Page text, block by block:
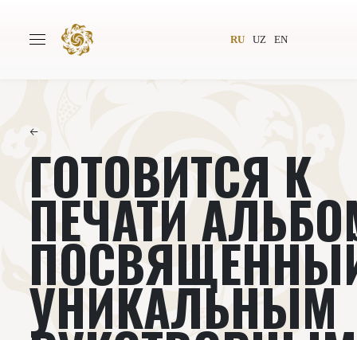
RU UZ EN
Всемирное общество
Издательство Новости
Проекты Подкасты
Книги Видеолекторий
←
ГОТОВИТСЯ К
ПЕЧАТИ
УНИКАЛЬНЫМ